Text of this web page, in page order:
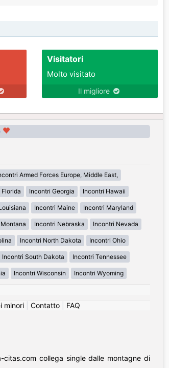
Visitatori
Molto visitato
Il migliore
Armed Forces Europe, Middle East,
Incontri Georgia Incontri Hawaii
Incontri Maine Incontri Maryland
Incontri Nebraska Incontri Nevada
Incontri North Dakota Incontri Ohio
Incontri South Dakota Incontri Tennessee
Incontri Wisconsin Incontri Wyoming
minori Contatto FAQ
citas.com collega single dalle montagne di